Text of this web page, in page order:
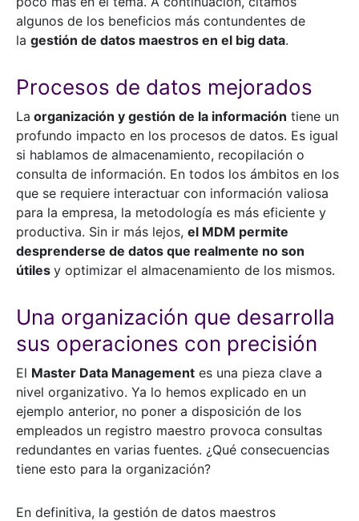
algunos de los beneficios más contundentes de
la gestión de datos maestros en el big data.
Procesos de datos mejorados
La organización y gestión de la información tiene un
profundo impacto en los procesos de datos. Es igual
si hablamos de almacenamiento, recopilación o
consulta de información. En todos los ámbitos en los
que se requiere interactuar con información valiosa
para la empresa, la metodología es más eficiente y
productiva. Sin ir más lejos, el MDM permite
desprenderse de datos que realmente no son
útiles y optimizar el almacenamiento de los mismos.
Una organización que desarrolla
sus operaciones con precisión
El Master Data Management es una pieza clave a
nivel organizativo. Ya lo hemos explicado en un
ejemplo anterior, no poner a disposición de los
empleados un registro maestro provoca consultas
redundantes en varias fuentes. ¿Qué consecuencias
tiene esto para la organización?
En definitiva, la gestión de datos maestros